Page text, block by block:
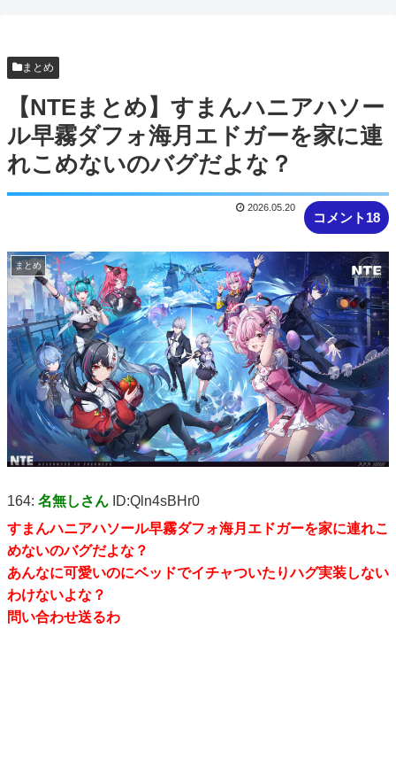
れてるとしか思えない確率の偏りｗ
まとめ
【NTEまとめ】すまんハニアハソー
ル早霧ダフォ海月エドガーを家に連
れこめないのバグだよな？
コメント18
2026.05.20
まとめ
164: 名無しさん ID:Qln4sBHr0
すまんハニアハソール早霧ダフォ海月エドガーを家に連れこ
めないのバグだよな？
あんなに可愛いのにベッドでイチャついたりハグ実装しない
わけないよな？
問い合わせ送るわ